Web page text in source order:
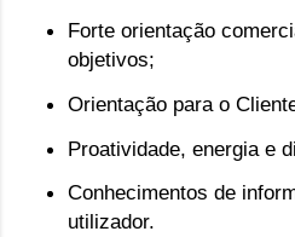
Forte orientação
objetivos;
Orientação para o
Proatividade, energia e
Conhecimentos de
utilizador.